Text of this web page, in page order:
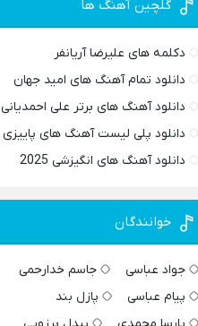
گلچین آهنگ ها
دکلمه های علیرضا آریانفر
دانلود تمام آهنگ های امید جهان
دانلود آهنگ های برتر علی احمدیانی 1404
دانلود پلی لیست آهنگ های پاییزی 1404
دانلود آهنگ های انگیزشی 2025
خوانندگان
جواد عباسی
جاسم خدارحمی
پیام عباسی
پازل بند